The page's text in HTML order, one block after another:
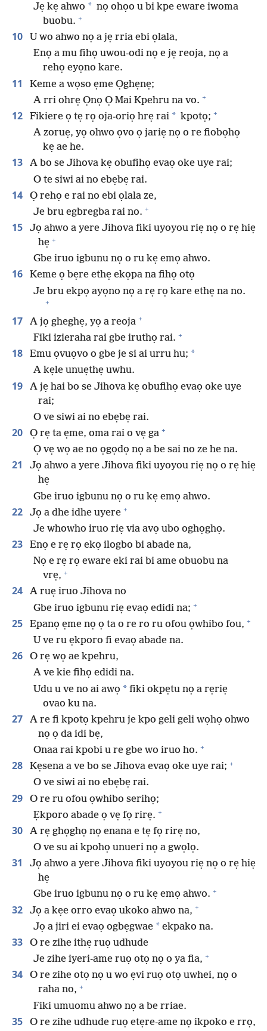
Jẹ kẹ ahwo * nọ ohọo u bi kpe eware iwoma
buobu. +
10
U wo ahwo nọ a jẹ rria ebi ọlala,
Enọ a mu fihọ uwou-odi nọ e jẹ reoja, nọ a
rehọ eyọno kare.
11
Keme a wọso ẹme Ọghẹnẹ;
A rri ohrẹ Ọnọ Ọ Mai Kpehru na vo. +
12 Fikiere ọ tẹ rọ oja-oriọ hrẹ rai * kpotọ; +
A zoruẹ, yọ ohwo ọvo ọ jariẹ nọ o re fiobọhọ
kẹ ae he.
13
A bo se Jihova kẹ obufihọ evaọ oke uye rai;
O te siwi ai no ebẹbẹ rai.
14
Ọ rehọ e rai no ebi ọlala ze,
Je bru egbregba rai no. +
15
Jọ ahwo a yere Jihova fiki uyoyou riẹ nọ o rẹ hiẹ
hẹ +
Gbe iruo igbunu nọ o ru kẹ emọ ahwo.
16
Keme ọ bẹre ethẹ ekọpa na fihọ otọ
Je bru ekpọ ayọno nọ a rẹ rọ kare ethẹ na no.
+
17 A jọ gheghẹ, yọ a reoja +
Fiki izieraha rai gbe iruthọ rai. +
18 Emu ọvuọvo o gbe je si ai urru hu; *
A kẹle unuẹthẹ uwhu.
19
A jẹ hai bo se Jihova kẹ obufihọ evaọ oke uye
rai;
O ve siwi ai no ebẹbẹ rai.
20 Ọ rẹ ta ẹme, oma rai o vẹ ga +
Ọ vẹ wọ ae no ọgọdọ nọ a be sai no ze he na.
21
Jọ ahwo a yere Jihova fiki uyoyou riẹ nọ o rẹ hiẹ
hẹ
Gbe iruo igbunu nọ o ru kẹ emọ ahwo.
22 Jọ a dhe idhe uyere +
Je whowho iruo riẹ via avọ ubo oghọghọ.
23
Enọ e rẹ rọ ekọ ilogbo bi abade na,
Nọ e rẹ rọ eware eki rai bi ame obuobu na
vrẹ, +
24
A ruẹ iruo Jihova no
Gbe iruo igbunu riẹ evaọ edidi na; +
25 Epanọ ẹme nọ ọ ta o re ro ru ofou ọwhibo fou, +
U ve ru ẹkporo fi evaọ abade na.
26
O rẹ wọ ae kpehru,
A ve kie fihọ edidi na.
Udu u ve no ai awọ * fiki okpẹtu nọ a rẹriẹ
ovao ku na.
27
A re fi kpotọ kpehru je kpo geli geli wọhọ ohwo
nọ ọ da idi bẹ,
Onaa rai kpobi u re gbe wo iruo ho. +
28 Kẹsena a ve bo se Jihova evaọ oke uye rai; +
O ve siwi ai no ebẹbẹ rai.
29
O re ru ofou ọwhibo serihọ;
Ẹkporo abade ọ vẹ fọ rirẹ. +
30
A rẹ ghọghọ nọ enana e tẹ fọ rirẹ no,
O ve su ai kpohọ unueri nọ a gwọlọ.
31
Jọ ahwo a yere Jihova fiki uyoyou riẹ nọ o rẹ hiẹ
hẹ
Gbe iruo igbunu nọ o ru kẹ emọ ahwo. +
32 Jọ a kẹe orro evaọ ukoko ahwo na, +
Jọ a jiri ei evaọ ogbẹgwae * ekpako na.
33
O re zihe ithẹ ruọ udhude
Je zihe iyeri-ame ruọ otọ nọ o ya fia, +
34
O re zihe otọ nọ u wo ẹvi ruọ otọ uwhei, nọ o
raha no, +
Fiki umuomu ahwo nọ a be rriae.
35 O re zihe udhude ruọ etẹre-ame nọ ikpoko e rrọ,